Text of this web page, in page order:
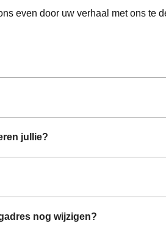
even door uw verhaal met ons te
jullie?
nog wijzigen?